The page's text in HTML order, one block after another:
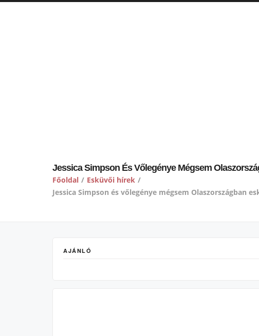
Jessica Simpson És Vőlegénye Mégsem
Főoldal / Esküvői hírek /
Jessica Simpson és vőlegénye mégsem Olaszországban
AJÁNLÓ